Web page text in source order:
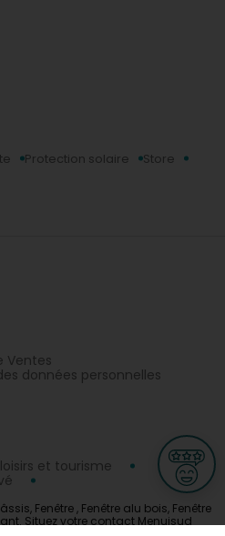
Protection solaire Store
Ventes
données personnelles
et tourisme
Fenêtre , Fenêtre alu bois, Fenêtre
Situez votre contact Menuisud